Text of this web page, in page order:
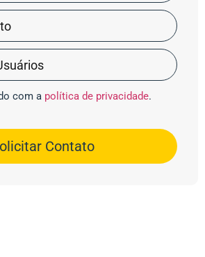
com a política de privacidade.
Contato